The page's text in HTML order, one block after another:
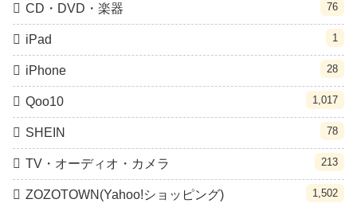
CD・DVD・楽器 76
iPad 1
iPhone 28
Qoo10 1,017
SHEIN 78
TV・オーディオ・カメラ 213
ZOZOTOWN(Yahoo!ショッピング) 1,502